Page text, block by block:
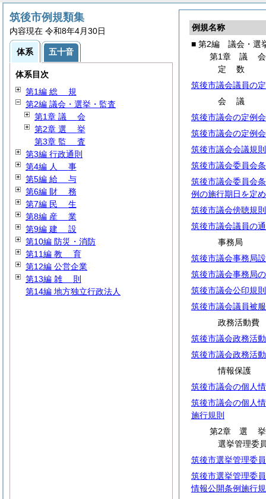
例規名称
■ 第2編 議会・選
第1章 議会
定数
筑後市議会議員の
会議
筑後市議会の定例
筑後市議会の定例
筑後市議会会議規則
筑後市議会委員会
筑後市議会委員会
例の施行期日を定
筑後市議会傍聴規則
筑後市議会議員の
事務局
筑後市議会事務局
筑後市議会事務局
筑後市議会公印規則
筑後市議会議員被
政務活動費
筑後市議会政務活
筑後市議会政務活
情報保護
筑後市議会の個人
筑後市議会の個人
施行規則
第2章 選挙
選挙管理委
筑後市選挙管理委
筑後市選挙管理委
情報公開条例施行
筑後市例規類集
内容現在 令和8年4月30日
体系 五十音
体系目次
第1編 総 規
第2編 議会・選挙・監査
第1章 議 会
第2章 選 挙
第3章 監 査
第3編 行政通則
第4編 人 事
第5編 給 与
第6編 財 務
第7編 民 生
第8編 産 業
第9編 建 設
第10編 防災・消防
第11編 教 育
第12編 公営企業
第13編 雑 則
第14編 地方独立行政法人